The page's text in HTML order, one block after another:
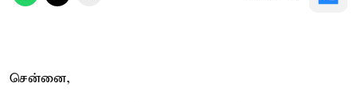
சென்னை,